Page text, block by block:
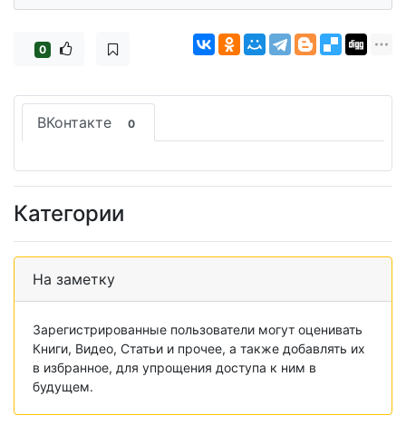
0
ВКонтакте 0
Категории
На заметку
Зарегистрированные пользователи могут оценивать
Книги, Видео, Статьи и прочее, а также добавлять их
в избранное, для упрощения доступа к ним в
будущем.